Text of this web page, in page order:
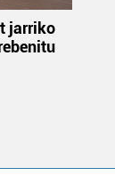
jarriko